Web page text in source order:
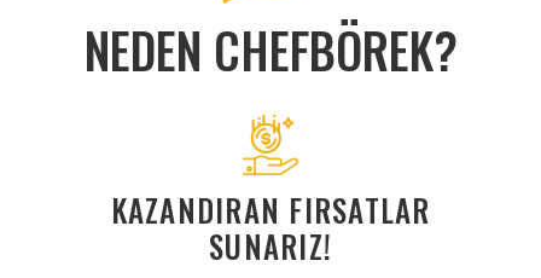
NEDEN CHEFBÖREK?
KAZANDIRAN FIRSATLAR
SUNARIZ!